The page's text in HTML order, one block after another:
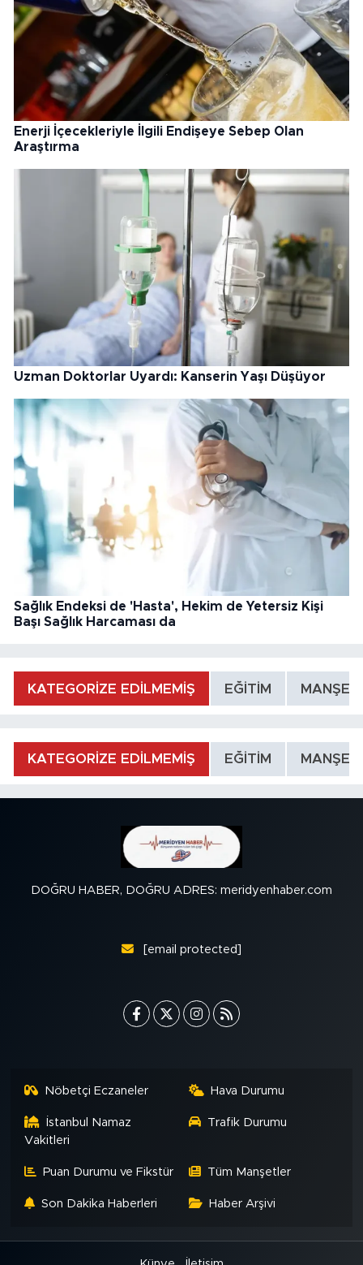
Enerji İçecekleriyle İlgili Endişeye Sebep Olan
Araştırma
Uzman Doktorlar Uyardı: Kanserin Yaşı Düşüyor
Sağlık Endeksi de 'Hasta', Hekim de Yetersiz Kişi
Başı Sağlık Harcaması da
KATEGORİZE EDİLMEMİŞ EĞİTİM MANŞET
KATEGORİZE EDİLMEMİŞ EĞİTİM MANŞET
DOĞRU HABER, DOĞRU ADRES: meridyenhaber.com
[email protected]
Nöbetçi Eczaneler Hava Durumu
İstanbul Namaz
Vakitleri
Trafik Durumu
Puan Durumu ve Fikstür Tüm Manşetler
Son Dakika Haberleri Haber Arşivi